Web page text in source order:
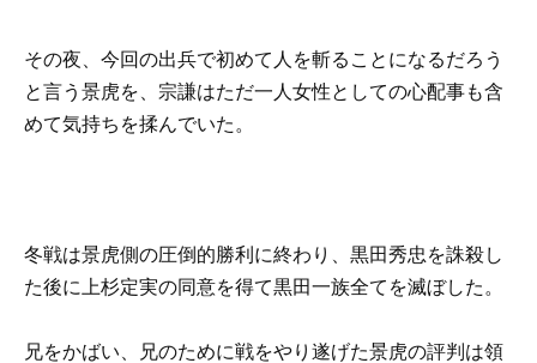
その夜、今回の出兵で初めて人を斬ることになるだろう
と言う景虎を、宗謙はただ一人女性としての心配事も含
めて気持ちを揉んでいた。
冬戦は景虎側の圧倒的勝利に終わり、黒田秀忠を誅殺し
た後に上杉定実の同意を得て黒田一族全てを滅ぼした。
兄をかばい、兄のために戦をやり遂げた景虎の評判は領